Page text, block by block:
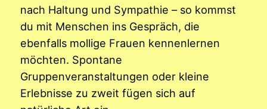
nach Haltung und Sympathie – so kommst
du mit Menschen ins Gespräch, die
ebenfalls mollige Frauen kennenlernen
möchten. Spontane
Gruppenveranstaltungen oder kleine
Erlebnisse zu zweit fügen sich auf